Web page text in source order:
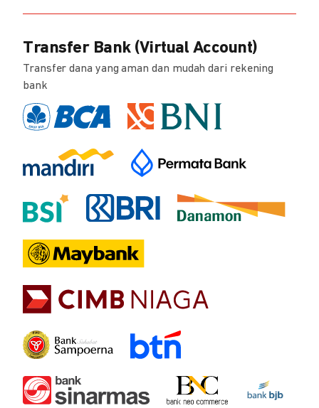
Transfer Bank (Virtual Account)
Transfer dana yang aman dan mudah dari rekening
bank